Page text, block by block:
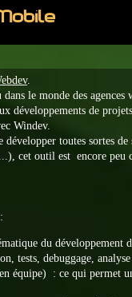
.
le monde des agences
développements de
Windev.
toutes sortes de
cet outil est encore peu
du développement
tests, debuggage,
équipe) : ce qui permet